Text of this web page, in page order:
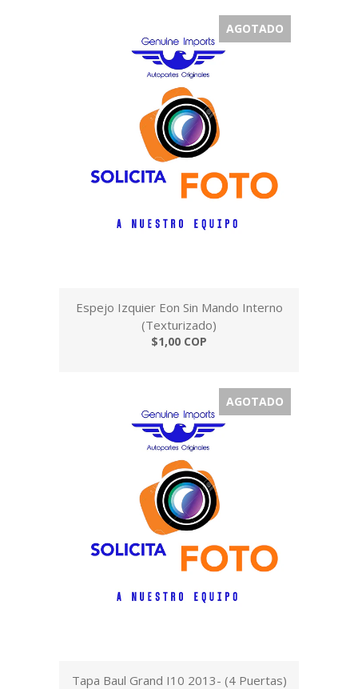
AGOTADO
Espejo Izquier Eon Sin Mando Interno
(Texturizado)
$1,00 COP
AGOTADO
Tapa Baul Grand I10 2013- (4 Puertas)